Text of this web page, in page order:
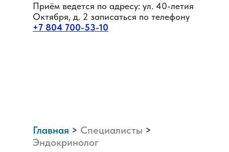
Приём ведется по адресу: ул. 40-летия
Октября, д. 2 записаться по телефону
+7 804 700-53-10
Главная > Специалисты >
Эндокринолог